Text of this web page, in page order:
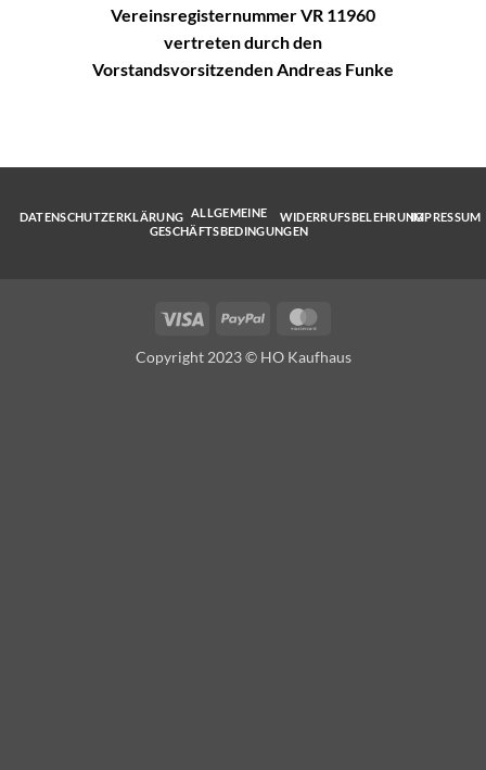
Vereinsregisternummer VR 11960
vertreten durch den
Vorstandsvorsitzenden Andreas Funke
DATENSCHUTZERKLÄRUNG ALLGEMEINE
GESCHÄFTSBEDINGUNGEN
WIDERRUFSBELEHRUNGIMPRESSUM
Visa PayPal
Copyright 2023 © HO Kaufhaus